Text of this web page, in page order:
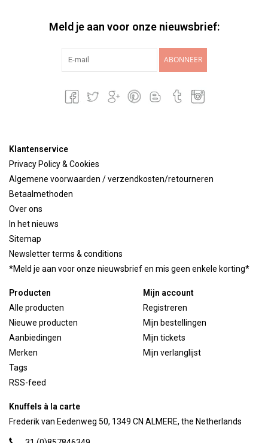
Meld je aan voor onze nieuwsbrief:
ABONNEER
Klantenservice
Privacy Policy & Cookies
Algemene voorwaarden / verzendkosten/retourneren
Betaalmethoden
Over ons
In het nieuws
Sitemap
Newsletter terms & conditions
*Meld je aan voor onze nieuwsbrief en mis geen enkele korting*
Producten
Alle producten
Nieuwe producten
Aanbiedingen
Merken
Tags
RSS-feed
Mijn account
Registreren
Mijn bestellingen
Mijn tickets
Mijn verlanglijst
Knuffels à la carte
Frederik van Eedenweg 50, 1349 CN ALMERE, the Netherlands